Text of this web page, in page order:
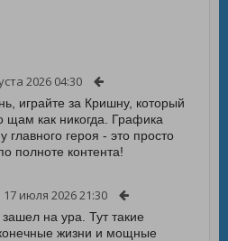
2026 04:30
играйте за Кришну, который
щам как никогда. Графика
главного героя - это просто
полноте контента!
17 июля 2026 21:30
на ура. Тут такие
жизни и мощные